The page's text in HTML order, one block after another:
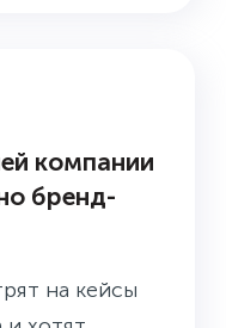
компании
бренд-
на кейсы